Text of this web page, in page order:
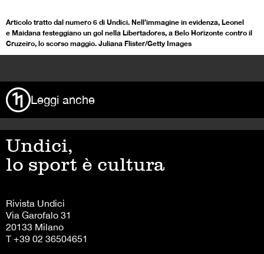
Articolo tratto dal numero 6 di Undici. Nell’immagine in evidenza, Leonel
e Maidana festeggiano un gol nella Libertadores, a Belo Horizonte contro il
Cruzeiro, lo scorso maggio. Juliana Flister/Getty Images
Leggi anche
Undici,
lo sport è cultura
Rivista Undici
Via Garofalo 31
20133 Milano
T +39 02 36504651